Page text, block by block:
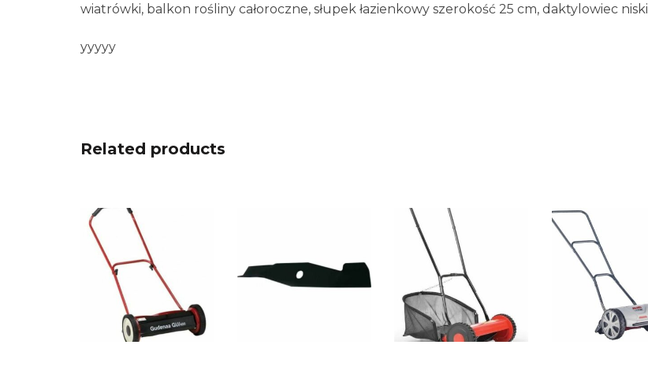
wiatrówki, balkon rośliny całoroczne, słupek łazienkowy szerokość 25 cm, daktylowiec niski
yyyyy
Related products